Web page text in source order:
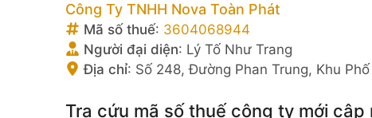
Công Ty TNHH Nova Toàn Phát
Mã số thuế: 3604068944
Người đại diện: Lý Tố Như Trang
Địa chỉ: Số 248, Đường Phan Trung, Khu
Tra cứu mã số thuế công ty mới cập